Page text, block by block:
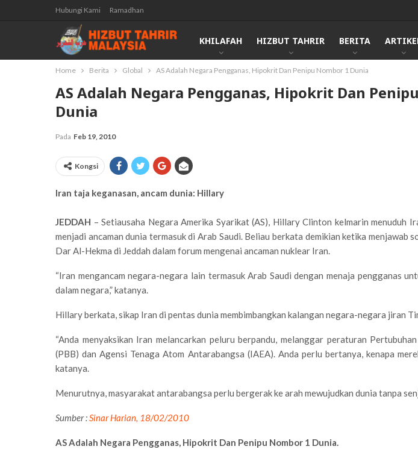
Hubungi Kami Ramadhan
KHILAFAH HIZBUT TAHRIR BERITA
Home Berita Global AS Adalah Negara Pengganas, Hipokrit Dan Penipu Nombor 1 Dunia
AS Adalah Negara Pengganas, Hipokrit Dan
Dunia
Pada Feb 19, 2010
Kongsi
Iran taja keganasan, ancam dunia: Hillary
JEDDAH – Setiausaha Negara Amerika Syarikat (AS), Hillary Clinton kelmarin menuduh
menjadi ancaman dunia termasuk di Arab Saudi. Beliau berkata demikian ketika menjawab
Dar Al-Hekma di Jeddah dalam forum mengenai ancaman nuklear Iran.
“Iran mengancam negara-negara lain termasuk Arab Saudi dengan menaja pengganas
dalam negara,” katanya.
Hillary berkata, sikap Iran di pentas dunia membimbangkan kalangan negara-negara jiran
“Anda menyaksikan Iran melancarkan peluru berpandu, melanggar peraturan
(PBB) dan Agensi Tenaga Atom Antarabangsa (IAEA). Anda perlu bertanya, kenapa
katanya.
Menurutnya, masyarakat antarabangsa perlu bergerak ke arah mewujudkan dunia tanpa
Sumber :Sinar Harian, 18/02/2010
AS Adalah Negara Pengganas, Hipokrit Dan Penipu Nombor 1 Dunia.